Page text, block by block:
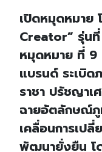
เปิดหมุดหมาย
Creator” รุ่นที่
หมุดหมาย ที่ 9
แบรนด์ ระเบิด
ราชา ปรัชญา
ฉายอัตลักษณ์
เคลื่อนการเป
พัฒนายั่งยืน โ